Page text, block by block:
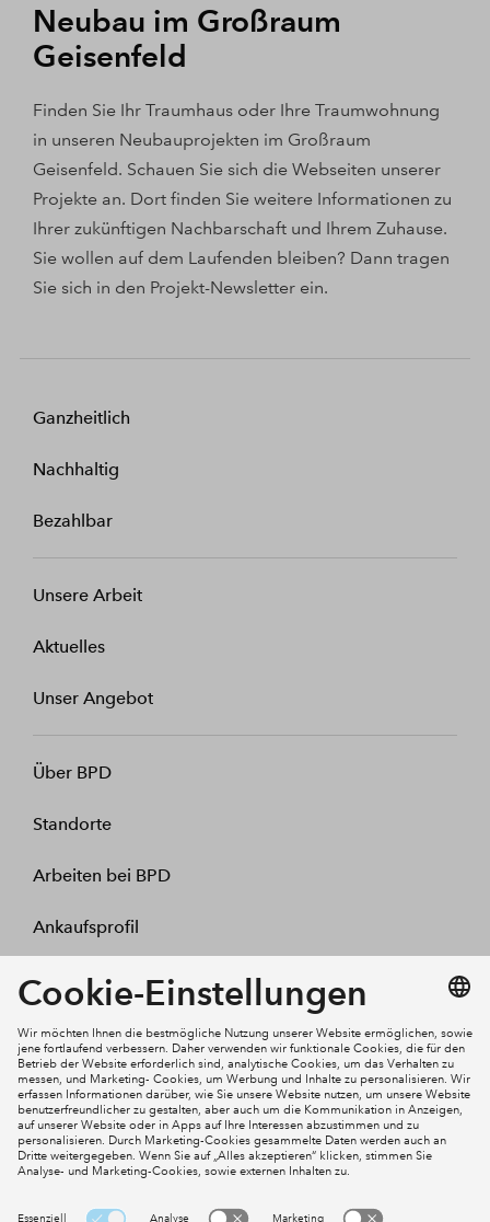
Neubau im Großraum
Geisenfeld
Finden Sie Ihr Traumhaus oder Ihre Traumwohnung
in unseren Neubauprojekten im Großraum
Geisenfeld. Schauen Sie sich die Webseiten unserer
Projekte an. Dort finden Sie weitere Informationen zu
Ihrer zukünftigen Nachbarschaft und Ihrem Zuhause.
Sie wollen auf dem Laufenden bleiben? Dann tragen
Sie sich in den Projekt-Newsletter ein.
Ganzheitlich
Nachhaltig
Bezahlbar
Unsere Arbeit
Aktuelles
Unser Angebot
Über BPD
Standorte
Arbeiten bei BPD
Ankaufsprofil
Kontakt
Mein Konto
Social Media